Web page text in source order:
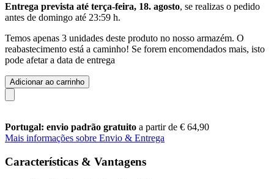
Entrega prevista até terça-feira, 18. agosto, se realizas o pedido
antes de domingo até 23:59 h.
Temos apenas 3 unidades deste produto no nosso armazém. O
reabastecimento está a caminho! Se forem encomendados mais, isto
pode afetar a data de entrega
Adicionar ao carrinho
Portugal: envio padrão gratuito a partir de € 64,90
Mais informações sobre Envio & Entrega
Características & Vantagens